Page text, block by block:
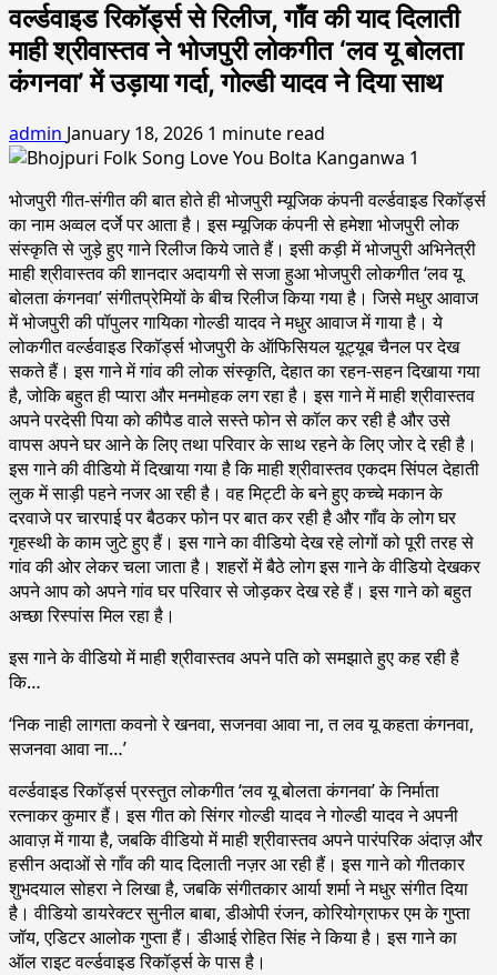
वर्ल्डवाइड रिकॉर्ड्स से रिलीज, गाँव की याद दिलाती
माही श्रीवास्तव ने भोजपुरी लोकगीत ‘लव यू बोलता
कंगनवा’ में उड़ाया गर्दा, गोल्डी यादव ने दिया साथ
admin January 18, 2026 1 minute read
भोजपुरी गीत-संगीत की बात होते ही भोजपुरी म्यूजिक कंपनी वर्ल्डवाइड रिकॉर्ड्स
का नाम अव्वल दर्जे पर आता है। इस म्यूजिक कंपनी से हमेशा भोजपुरी लोक
संस्कृति से जुड़े हुए गाने रिलीज किये जाते हैं। इसी कड़ी में भोजपुरी अभिनेत्री
माही श्रीवास्तव की शानदार अदायगी से सजा हुआ भोजपुरी लोकगीत ‘लव यू
बोलता कंगनवा’ संगीतप्रेमियों के बीच रिलीज किया गया है। जिसे मधुर आवाज
में भोजपुरी की पॉपुलर गायिका गोल्डी यादव ने मधुर आवाज में गाया है। ये
लोकगीत वर्ल्डवाइड रिकॉर्ड्स भोजपुरी के ऑफिसियल यूट्यूब चैनल पर देख
सकते हैं। इस गाने में गांव की लोक संस्कृति, देहात का रहन-सहन दिखाया गया
है, जोकि बहुत ही प्यारा और मनमोहक लग रहा है। इस गाने में माही श्रीवास्तव
अपने परदेसी पिया को कीपैड वाले सस्ते फोन से कॉल कर रही है और उसे
वापस अपने घर आने के लिए तथा परिवार के साथ रहने के लिए जोर दे रही है।
इस गाने की वीडियो में दिखाया गया है कि माही श्रीवास्तव एकदम सिंपल देहाती
लुक में साड़ी पहने नजर आ रही है। वह मिट्टी के बने हुए कच्चे मकान के
दरवाजे पर चारपाई पर बैठकर फोन पर बात कर रही है और गाँव के लोग घर
गृहस्थी के काम जुटे हुए हैं। इस गाने का वीडियो देख रहे लोगों को पूरी तरह से
गांव की ओर लेकर चला जाता है। शहरों में बैठे लोग इस गाने के वीडियो देखकर
अपने आप को अपने गांव घर परिवार से जोड़कर देख रहे हैं। इस गाने को बहुत
अच्छा रिस्पांस मिल रहा है।
इस गाने के वीडियो में माही श्रीवास्तव अपने पति को समझाते हुए कह रही है
कि…
‘निक नाही लागता कवनो रे खनवा, सजनवा आवा ना, त लव यू कहता कंगनवा,
सजनवा आवा ना…’
वर्ल्डवाइड रिकॉर्ड्स प्रस्तुत लोकगीत ‘लव यू बोलता कंगनवा’ के निर्माता
रत्नाकर कुमार हैं। इस गीत को सिंगर गोल्डी यादव ने गोल्डी यादव ने अपनी
आवाज़ में गाया है, जबकि वीडियो में माही श्रीवास्तव अपने पारंपरिक अंदाज़ और
हसीन अदाओं से गाँव की याद दिलाती नज़र आ रही हैं। इस गाने को गीतकार
शुभदयाल सोहरा ने लिखा है, जबकि संगीतकार आर्या शर्मा ने मधुर संगीत दिया
है। वीडियो डायरेक्टर सुनील बाबा, डीओपी रंजन, कोरियोग्राफर एम के गुप्ता
जॉय, एडिटर आलोक गुप्ता हैं। डीआई रोहित सिंह ने किया है। इस गाने का
ऑल राइट वर्ल्डवाइड रिकॉर्ड्स के पास है।